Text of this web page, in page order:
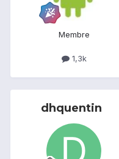
Membre
1,3k
dhquentin